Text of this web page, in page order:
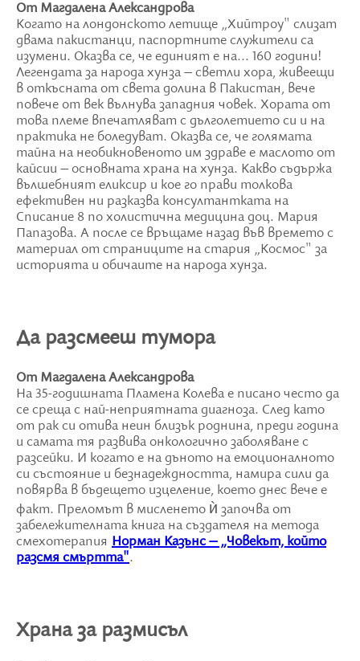
От Магдалена Александрова
Когато на лондонското летище „Хийтроу" слизат
двама пакистанци, паспортните служители са
изумени. Оказва се, че единият е на... 160 години!
Легендата за народа хунза – светли хора, живеещи
в откъсната от света долина в Пакистан, вече
повече от век вълнува западния човек. Хората от
това племе впечатляват с дълголетието си и на
практика не боледуват. Оказва се, че голямата
тайна на необикновеното им здраве е маслото от
кайсии – основната храна на хунза. Какво съдържа
вълшебният еликсир и кое го прави толкова
ефективен ни разказва консултантката на
Списание 8 по холистична медицина доц. Мария
Папазова. А после се връщаме назад във времето с
материал от страниците на стария „Космос" за
историята и обичаите на народа хунза.
Да разсмееш тумора
От Магдалена Александрова
На 35-годишната Пламена Колева е писано често да
се среща с най-неприятната диагноза. След като
от рак си отива неин близък роднина, преди година
и самата тя развива онкологично заболяване с
разсейки. И когато е на дъното на емоционалното
си състояние и безнадеждността, намира сили да
повярва в бъдещето изцеление, което днес вече е
факт. Преломът в мисленето ѝ започва от
забележителната книга на създателя на метода
смехотерапия Норман Казънс – „Човекът, който
разсмя смъртта".
Храна за размисъл